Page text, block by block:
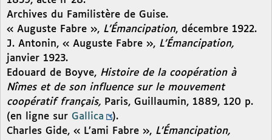
Archives du Familistère de Guise.
« Auguste Fabre », L’Émancipation, décembre 1922.
J. Antonin, « Auguste Fabre », L’Émancipation,
janvier 1923.
Edouard de Boyve, Histoire de la coopération à
Nîmes et de son influence sur le mouvement
coopératif français, Paris, Guillaumin, 1889, 120 p.
(en ligne sur Gallica
).
Charles Gide, « L’ami Fabre », L’Émancipation,